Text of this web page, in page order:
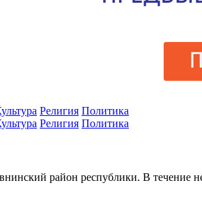
Религия Политика
Религия Политика
район республики. В течение